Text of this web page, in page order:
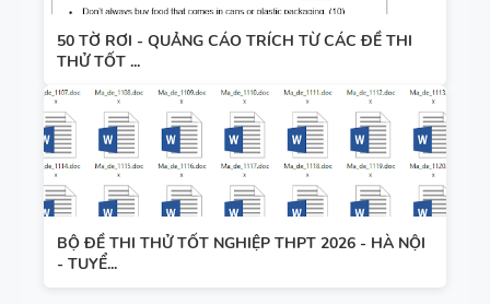
50 TỜ RƠI - QUẢNG CÁO TRÍCH TỪ CÁC ĐỀ THI
THỬ TỐT ...
BỘ ĐỀ THI THỬ TỐT NGHIỆP THPT 2026 - HÀ NỘI
- TUYỂ...